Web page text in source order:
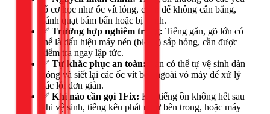
tố cơ học như ốc vít lỏng, chân đế không cân bằng,
cánh quạt bám bẩn hoặc bị vênh.
✅ Trường hợp nghiêm trọng: Tiếng gằn, gõ lớn có
thể là dấu hiệu máy nén (block) sắp hỏng, cần được
kiểm tra ngay lập tức.
✅ Tự khắc phục an toàn:
Bạn có thể tự vệ sinh dàn
nóng và siết lại các ốc vít bên ngoài vỏ máy để xử lý
các lỗi đơn giản.
✅ Khi nào cần gọi 1Fix: Khi tiếng ồn không hết sau
khi vệ sinh, tiếng kêu phát ra từ bên trong, hoặc máy